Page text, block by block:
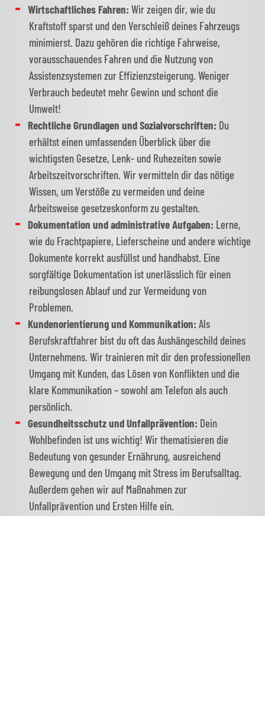
Wirtschaftliches Fahren: Wir zeigen dir, wie du
Kraftstoff sparst und den Verschleiß deines Fahrzeugs
minimierst. Dazu gehören die richtige Fahrweise,
vorausschauendes Fahren und die Nutzung von
Assistenzsystemen zur Effizienzsteigerung. Weniger
Verbrauch bedeutet mehr Gewinn und schont die
Umwelt!
Rechtliche Grundlagen und Sozialvorschriften: Du
erhältst einen umfassenden Überblick über die
wichtigsten Gesetze, Lenk- und Ruhezeiten sowie
Arbeitszeitvorschriften. Wir vermitteln dir das nötige
Wissen, um Verstöße zu vermeiden und deine
Arbeitsweise gesetzeskonform zu gestalten.
Dokumentation und administrative Aufgaben: Lerne,
wie du Frachtpapiere, Lieferscheine und andere wichtige
Dokumente korrekt ausfüllst und handhabst. Eine
sorgfältige Dokumentation ist unerlässlich für einen
reibungslosen Ablauf und zur Vermeidung von
Problemen.
Kundenorientierung und Kommunikation:Als
Berufskraftfahrer bist du oft das Aushängeschild deines
Unternehmens. Wir trainieren mit dir den professionellen
Umgang mit Kunden, das Lösen von Konflikten und die
klare Kommunikation – sowohl am Telefon als auch
persönlich.
Gesundheitsschutz und Unfallprävention: Dein
Wohlbefinden ist uns wichtig! Wir thematisieren die
Bedeutung von gesunder Ernährung, ausreichend
Bewegung und den Umgang mit Stress im Berufsalltag.
Außerdem gehen wir auf Maßnahmen zur
Unfallprävention und Ersten Hilfe ein.